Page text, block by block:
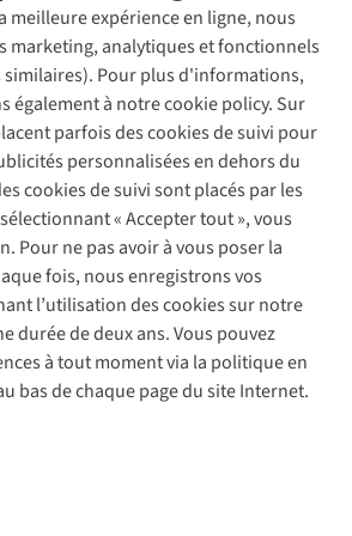
meilleure expérience en ligne, nous
marketing, analytiques et fonctionnels
similaires). Pour plus d'informations,
également à notre cookie policy. Sur
parfois des cookies de suivi pour
personnalisées en dehors du
cookies de suivi sont placés par les
« Accepter tout », vous
Pour ne pas avoir à vous poser la
fois, nous enregistrons vos
l’utilisation des cookies sur notre
durée de deux ans. Vous pouvez
à tout moment via la politique en
bas de chaque page du site Internet.
Suivez-nous
Politique de confidentialité
générales
Cookie Policy